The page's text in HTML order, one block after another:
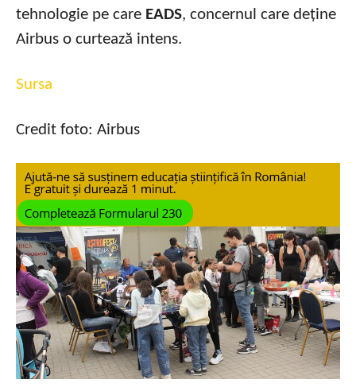
tehnologie pe care EADS, concernul care deține
Airbus o curtează intens.
Sursa
Credit foto: Airbus